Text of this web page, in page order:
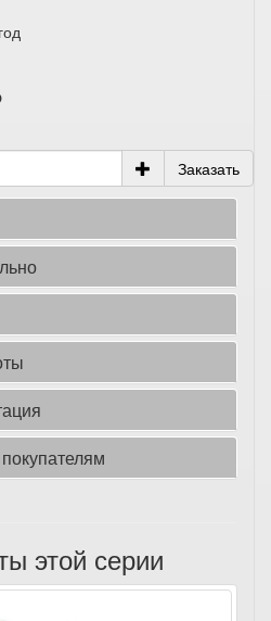
Заказать
этой серии